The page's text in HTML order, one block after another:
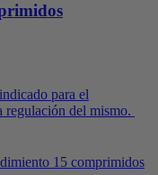
para el
regulación del mismo.